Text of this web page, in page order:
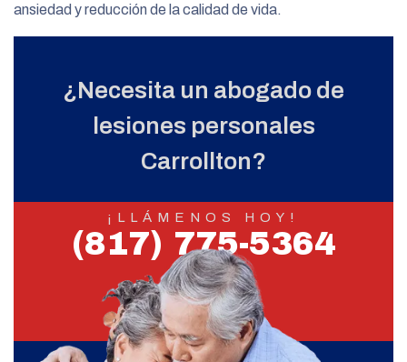
ansiedad y reducción de la calidad de vida.
¿Necesita un abogado de
lesiones personales
Carrollton?
¡LLÁMENOS HOY!
(817) 775-5364